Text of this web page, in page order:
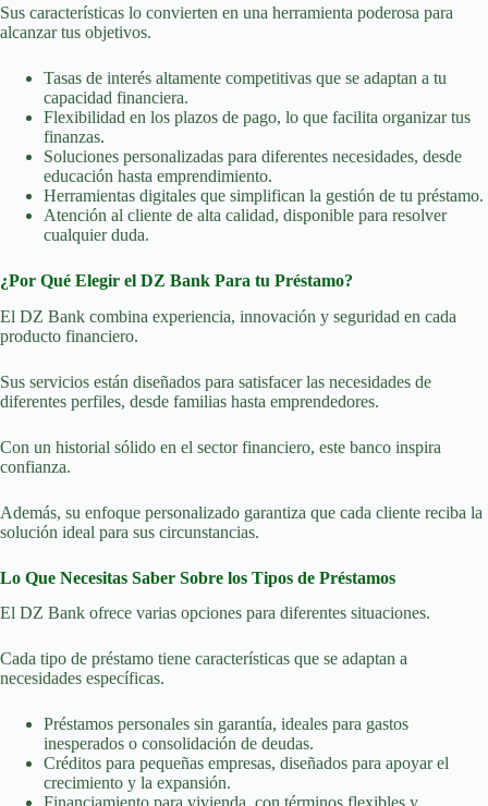
Sus características lo convierten en una herramienta poderosa para
alcanzar tus objetivos.
Tasas de interés altamente competitivas que se adaptan a tu
capacidad financiera.
Flexibilidad en los plazos de pago, lo que facilita organizar tus
finanzas.
Soluciones personalizadas para diferentes necesidades, desde
educación hasta emprendimiento.
Herramientas digitales que simplifican la gestión de tu préstamo.
Atención al cliente de alta calidad, disponible para resolver
cualquier duda.
¿Por Qué Elegir el DZ Bank Para tu Préstamo?
El DZ Bank combina experiencia, innovación y seguridad en cada
producto financiero.
Sus servicios están diseñados para satisfacer las necesidades de
diferentes perfiles, desde familias hasta emprendedores.
Con un historial sólido en el sector financiero, este banco inspira
confianza.
Además, su enfoque personalizado garantiza que cada cliente reciba la
solución ideal para sus circunstancias.
Lo Que Necesitas Saber Sobre los Tipos de Préstamos
El DZ Bank ofrece varias opciones para diferentes situaciones.
Cada tipo de préstamo tiene características que se adaptan a
necesidades específicas.
Préstamos personales sin garantía, ideales para gastos
inesperados o consolidación de deudas.
Créditos para pequeñas empresas, diseñados para apoyar el
crecimiento y la expansión.